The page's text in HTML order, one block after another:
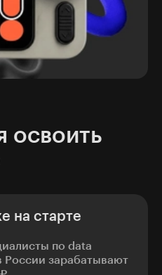
освоить
на старте
по data
России зарабатывают